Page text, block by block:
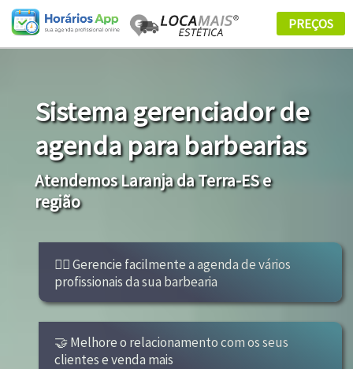
Sistema gerenciador de
agenda para barbearias
Atendemos Laranja da Terra-ES e
região
👩‍⚕ Gerencie facilmente a agenda de vários
profissionais da sua barbearia
🤝 Melhore o relacionamento com os seus
clientes e venda mais